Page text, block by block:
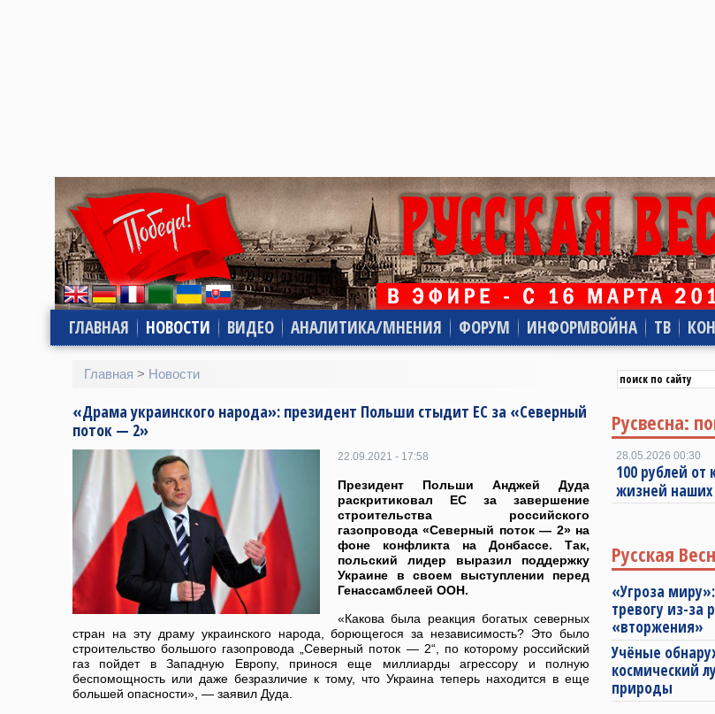
ГЛАВНАЯ НОВОСТИ ВИДЕО АНАЛИТИКА/МНЕНИЯ ФОРУМ ИНФОРМВОЙНА ТВ
Главная > Новости
«Драма украинского народа»: президент Польши стыдит ЕС за «Северный
поток — 2»
22.09.2021 - 17:58
Президент Польши Анджей Дуда
раскритиковал ЕС за завершение
строительства российского
газопровода «Северный поток — 2» на
фоне конфликта на Донбассе. Так,
польский лидер выразил поддержку
Украине в своем выступлении перед
Генассамблеей ООН.
«Какова была реакция богатых северных
стран на эту драму украинского народа, борющегося за независимость? Это было
строительство большого газопровода „Северный поток — 2“, по которому российский
газ пойдет в Западную Европу, принося еще миллиарды агрессору и полную
беспомощность или даже безразличие к тому, что Украина теперь находится в еще
большей опасности», — заявил Дуда.
Русвесна:
28.05.2026 00:30
100 рублей от
жизней
Русская
«Угроза
тревогу из-за
«вторжения»
Учёные
космический
природы